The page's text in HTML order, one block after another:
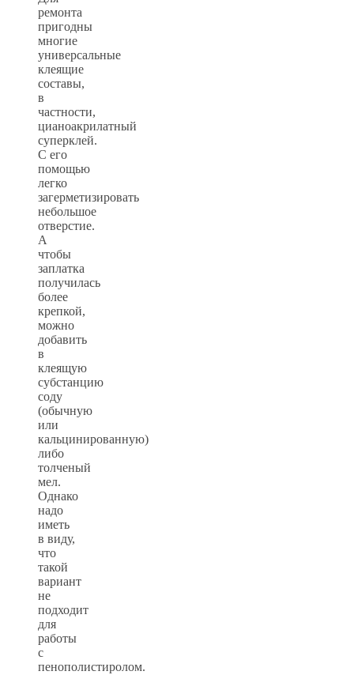
ремонта
пригодны
многие
универсальные
клеящие
составы,
в
частности,
цианоакрилатный
суперклей.
С его
помощью
легко
загерметизировать
небольшое
отверстие.
А
чтобы
заплатка
получилась
более
крепкой,
можно
добавить
в
клеящую
субстанцию
соду
(обычную
или
кальцинированную)
либо
толченый
мел.
Однако
надо
иметь
в виду,
что
такой
вариант
не
подходит
для
работы
с
пенополистиролом.